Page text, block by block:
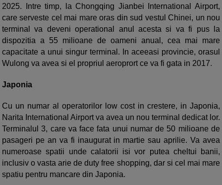
2025. Intre timp, la Chongqing Jianbei International Airport,
care serveste cel mai mare oras din sud vestul Chinei, un nou
terminal va deveni operational anul acesta si va fi pus la
dispozitia a 55 milioane de oameni anual, cea mai mare
capacitate a unui singur terminal. In aceeasi provincie, orasul
Wulong va avea si el propriul aeroprort ce va fi gata in 2017.
Japonia
Cu un numar al operatorilor low cost in crestere, in Japonia,
Narita International Airport va avea un nou terminal dedicat lor.
Terminalul 3, care va face fata unui numar de 50 milioane de
pasageri pe an va fi inaugurat in martie sau aprilie. Va avea
numeroase spatii unde calatorii isi vor putea cheltui banii,
inclusiv o vasta arie de duty free shopping, dar si cel mai mare
spatiu pentru mancare din Japonia.